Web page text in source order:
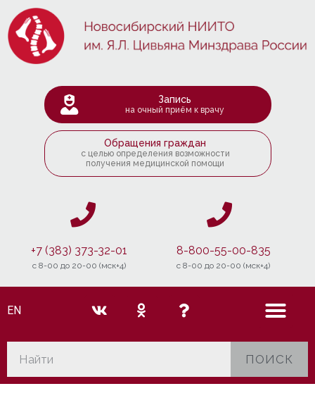
Запись
на очный приём к врачу
Обращения граждан
с целью определения возможности
получения медицинской помощи
+7 (383) 373-32-01
c 8-00 до 20-00 (мск+4)
8-800-55-00-835
c 8-00 до 20-00 (мск+4)
EN
ПОИСК